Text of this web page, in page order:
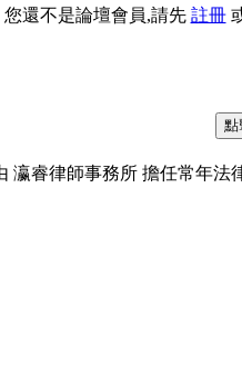
您還不是論壇會員,請先 註冊
瀛睿律師事務所 擔任常年法